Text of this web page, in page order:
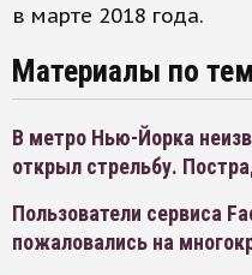
в марте 2018 года.
Материалы по
В метро Нью-Йорка
открыл стрельбу.
Пользователи сервиса
пожаловались на